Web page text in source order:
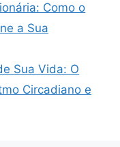
Como o
a Sua
Sua Vida: O
Circadiano e